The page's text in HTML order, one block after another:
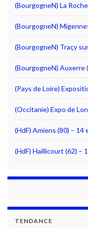
(BourgogneN) La
(BourgogneN)
(BourgogneN) Traçy
(BourgogneN) Auxerre
(Pays de Loire)
(Occitanie) Expo de
(HdF) Amiens (80) –
(HdF) Haillicourt (62)
TENDANCE